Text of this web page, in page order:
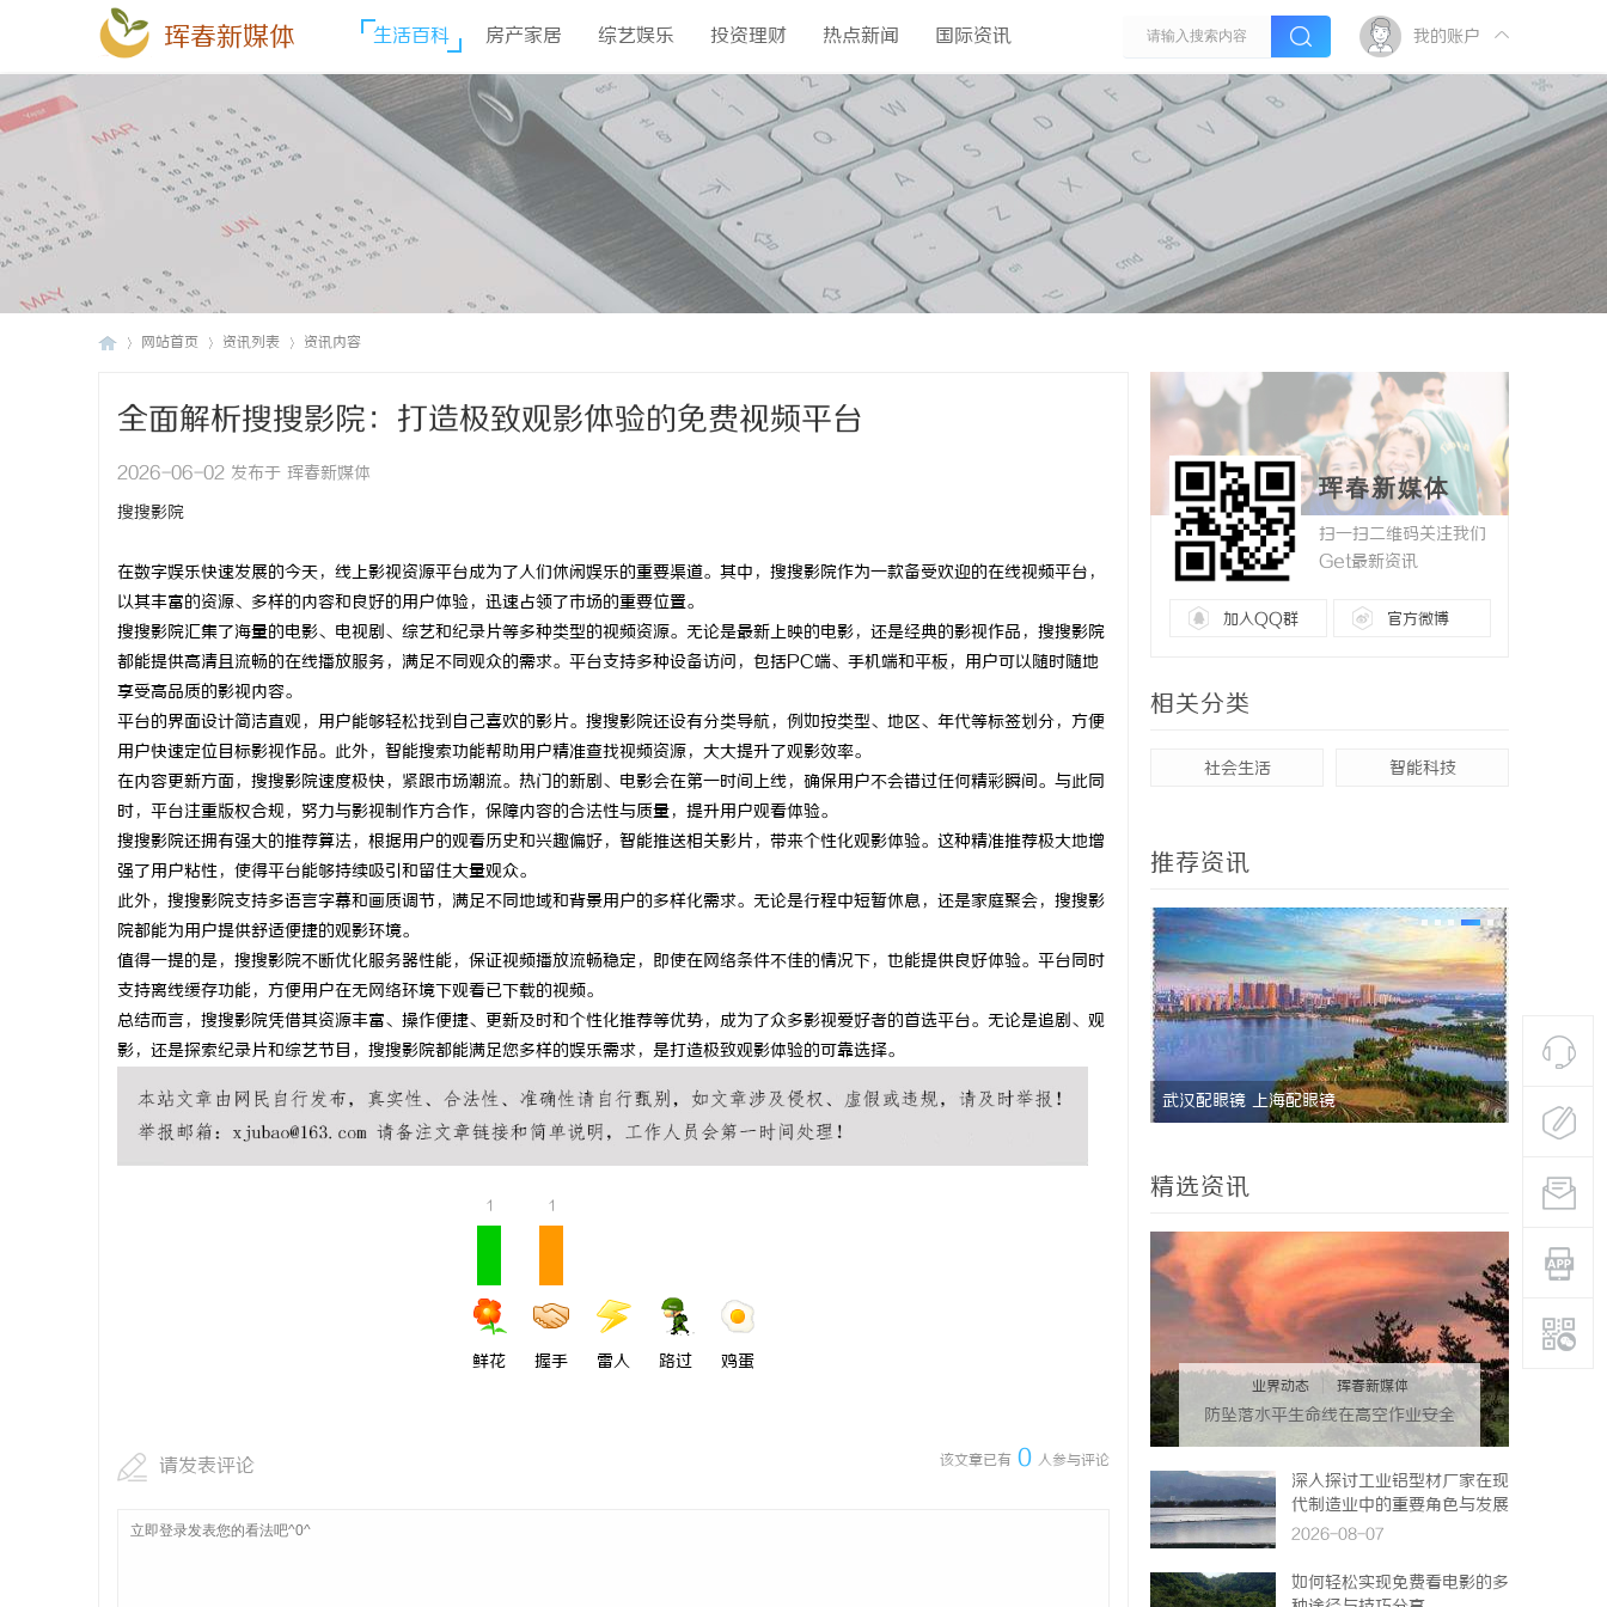
珲春新媒体 生活百科 房产家居 综艺娱乐 投资理财 热点新闻 国际资讯 我的账户
网站首页 资讯列表 资讯内容
全面解析搜搜影院：打造极致观影体验的免费视频平台
2026-06-02 发布于 珲春新媒体
搜搜影院
在数字娱乐快速发展的今天，线上影视资源平台成为了人们休闲娱乐的重要渠道。其中，搜搜影院作为一款备受欢迎的在线视频平台，
以其丰富的资源、多样的内容和良好的用户体验，迅速占领了市场的重要位置。
搜搜影院汇集了海量的电影、电视剧、综艺和纪录片等多种类型的视频资源。无论是最新上映的电影，还是经典的影视作品，搜搜影院
都能提供高清且流畅的在线播放服务，满足不同观众的需求。平台支持多种设备访问，包括PC端、手机端和平板，用户可以随时随地
享受高品质的影视内容。
平台的界面设计简洁直观，用户能够轻松找到自己喜欢的影片。搜搜影院还设有分类导航，例如按类型、地区、年代等标签划分，方便
用户快速定位目标影视作品。此外，智能搜索功能帮助用户精准查找视频资源，大大提升了观影效率。
在内容更新方面，搜搜影院速度极快，紧跟市场潮流。热门的新剧、电影会在第一时间上线，确保用户不会错过任何精彩瞬间。与此同
时，平台注重版权合规，努力与影视制作方合作，保障内容的合法性与质量，提升用户观看体验。
搜搜影院还拥有强大的推荐算法，根据用户的观看历史和兴趣偏好，智能推送相关影片，带来个性化观影体验。这种精准推荐极大地增
强了用户粘性，使得平台能够持续吸引和留住大量观众。
此外，搜搜影院支持多语言字幕和画质调节，满足不同地域和背景用户的多样化需求。无论是行程中短暂休息，还是家庭聚会，搜搜影
院都能为用户提供舒适便捷的观影环境。
值得一提的是，搜搜影院不断优化服务器性能，保证视频播放流畅稳定，即使在网络条件不佳的情况下，也能提供良好体验。平台同时
支持离线缓存功能，方便用户在无网络环境下观看已下载的视频。
总结而言，搜搜影院凭借其资源丰富、操作便捷、更新及时和个性化推荐等优势，成为了众多影视爱好者的首选平台。无论是追剧、观
影，还是探索纪录片和综艺节目，搜搜影院都能满足您多样的娱乐需求，是打造极致观影体验的可靠选择。
1
鲜花
1
握手 雷人 路过 鸡蛋
该文章已有 0 人参与评论
请发表评论
珲春新媒体
扫一扫二维码关注我们
Get最新资讯
加入QQ群 官方微博
相关分类
社会生活 智能科技
推荐资讯
2026年新能源轻卡续航能力对比推荐：5大
主流平台三维解析
贝净 AC 国际医疗实验室，标准化研发体系
全解析
武汉配眼镜 上海配眼镜 武汉配眼镜 上海配眼镜 激光跟踪
精选资讯
业界动态 珲春新媒体
防坠落水平生命线在高空作业安全
中的关键作用与应用解析
深入探讨工业铝型材厂家在现
代制造业中的重要角色与发展
趋势
2026-08-07
如何轻松实现免费看电影的多